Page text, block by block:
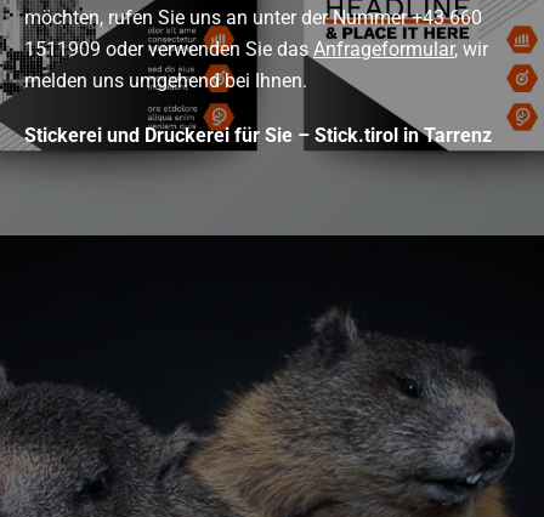
möchten, rufen Sie uns an unter der Nummer +43 660
1511909 oder verwenden Sie das Anfrageformular, wir
melden uns umgehend bei Ihnen.
Stickerei und Druckerei für Sie – Stick.tirol in Tarrenz